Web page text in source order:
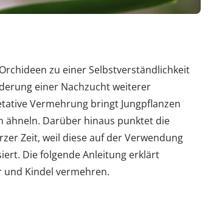
zu einer Selbstverständlichkeit
einer Nachzucht weiterer
Vermehrung bringt Jungpflanzen
Darüber hinaus punktet die
Zeit, weil diese auf der Verwendung
Die folgende Anleitung erklärt
und Kindel vermehren.